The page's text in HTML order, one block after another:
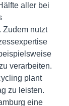
aller bei
Zudem nutzt
verarbeiten.
plant
zu leisten.
eine